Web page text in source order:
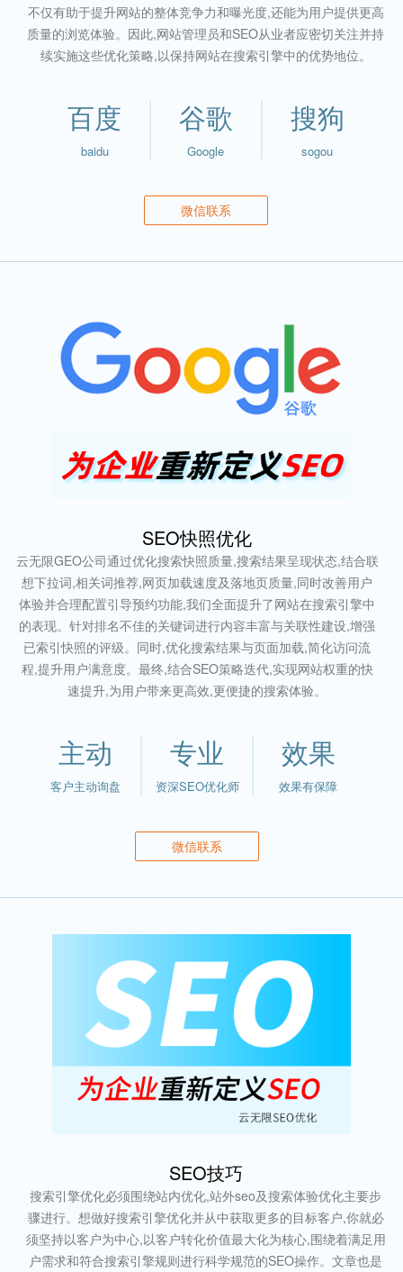
不仅有助于提升网站的整体竞争力和曝光度,还能为用户提供更高
质量的浏览体验。因此,网站管理员和SEO从业者应密切关注并持
续实施这些优化策略,以保持网站在搜索引擎中的优势地位。
百度
baidu
谷歌
Google
搜狗
sogou
微信联系
SEO快照优化
云无限GEO公司通过优化搜索快照质量,搜索结果呈现状态,结合联
想下拉词,相关词推荐,网页加载速度及落地页质量,同时改善用户
体验并合理配置引导预约功能,我们全面提升了网站在搜索引擎中
的表现。针对排名不佳的关键词进行内容丰富与关联性建设,增强
已索引快照的评级。同时,优化搜索结果与页面加载,简化访问流
程,提升用户满意度。最终,结合SEO策略迭代,实现网站权重的快
速提升,为用户带来更高效,更便捷的搜索体验。
主动
客户主动询盘
专业
资深SEO优化师
效果
效果有保障
微信联系
SEO技巧
搜索引擎优化必须围绕站内优化,站外seo及搜索体验优化主要步
骤进行。想做好搜索引擎优化并从中获取更多的目标客户,你就必
须坚持以客户为中心,以客户转化价值最大化为核心,围绕着满足用
户需求和符合搜索引擎规则进行科学规范的SEO操作。文章也是